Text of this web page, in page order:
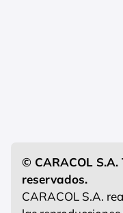
© CARACOL S.A.
reservados.
CARACOL S.A.